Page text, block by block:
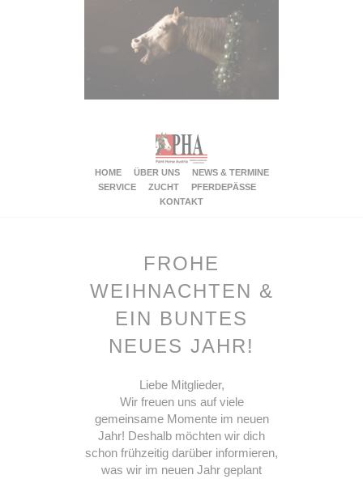
HOME ÜBER UNS
NEWS & TERMINE
SERVICE
ZUCHT
PFERDEPÄSSE
KONTAKT
FROHE
WEIHNACHTEN &
EIN BUNTES
NEUES JAHR!
Liebe Mitglieder,
Wir freuen uns auf viele
gemeinsame Momente im neuen
Jahr! Deshalb möchten wir dich
schon frühzeitig darüber informieren,
was wir im neuen Jahr geplant